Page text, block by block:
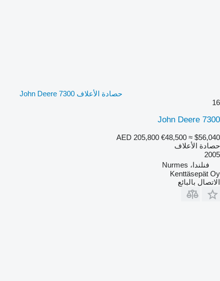
حصادة الأعلاف John Deere 7300
16
John Deere 7300
AED 205,800 €48,500 ≈ $56,040
حصادة الأعلاف
2005
فنلندا، Nurmes
Kenttäsepät Oy
الاتصال بالبائع